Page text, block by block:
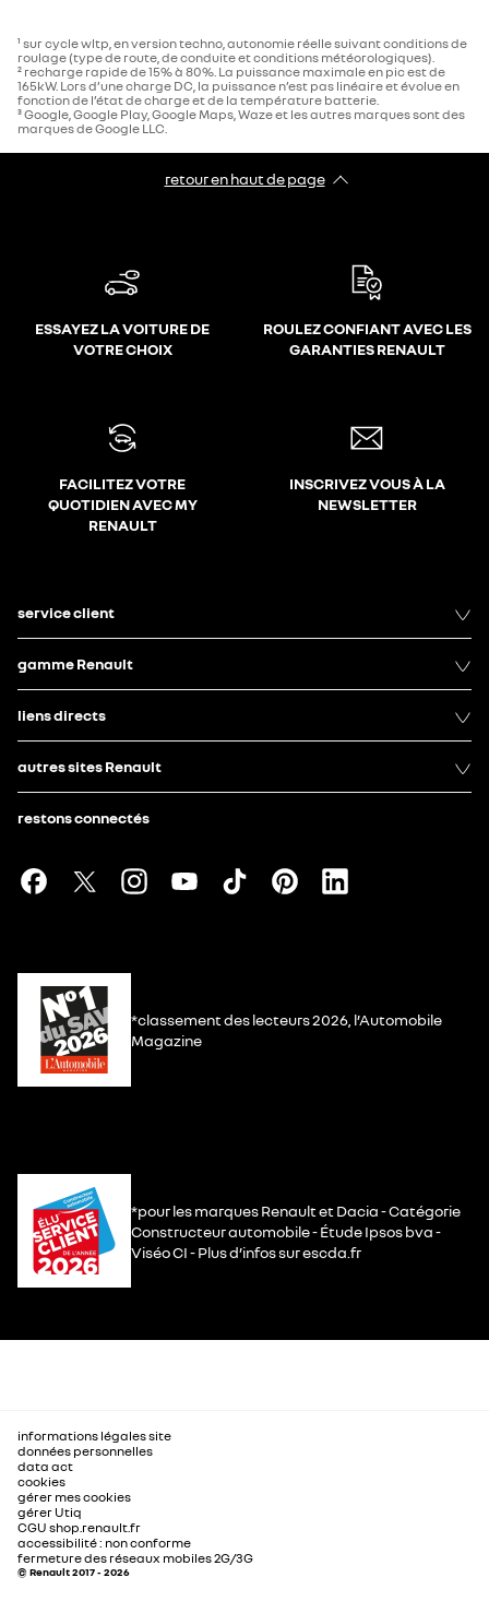
¹​ sur cycle wltp, en version techno, autonomie réelle suivant conditions de
roulage (type de route, de conduite et conditions météorologiques).
​² recharge rapide de 15% à 80%. La puissance maximale en pic est de
165kW. Lors d’une charge DC, la puissance n’est pas linéaire et évolue en
fonction de l’état de charge et de la température batterie.
³ Google, Google Play, Google Maps, Waze et les autres marques sont des
marques de Google LLC.
retour en haut de page​
ESSAYEZ LA VOITURE DE
VOTRE CHOIX
ROULEZ CONFIANT AVEC LES
GARANTIES RENAULT
FACILITEZ VOTRE
QUOTIDIEN AVEC MY
RENAULT
INSCRIVEZ VOUS À LA
NEWSLETTER
service client
gamme Renault
liens directs
autres sites Renault
restons connectés
*classement des lecteurs 2026, l’Automobile
Magazine
*pour les marques Renault et Dacia - Catégorie
Constructeur automobile - Étude Ipsos bva -
Viséo CI - Plus d’infos sur escda.fr
informations légales site
données personnelles
data act
cookies
gérer mes cookies
gérer Utiq
CGU shop.renault.fr
accessibilité : non conforme
fermeture des réseaux mobiles 2G/3G
© Renault 2017 - 2026